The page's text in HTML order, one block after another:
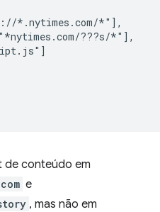
*.nytimes.com/*"],
???s/*"],
de conteúdo em
e
, mas não em